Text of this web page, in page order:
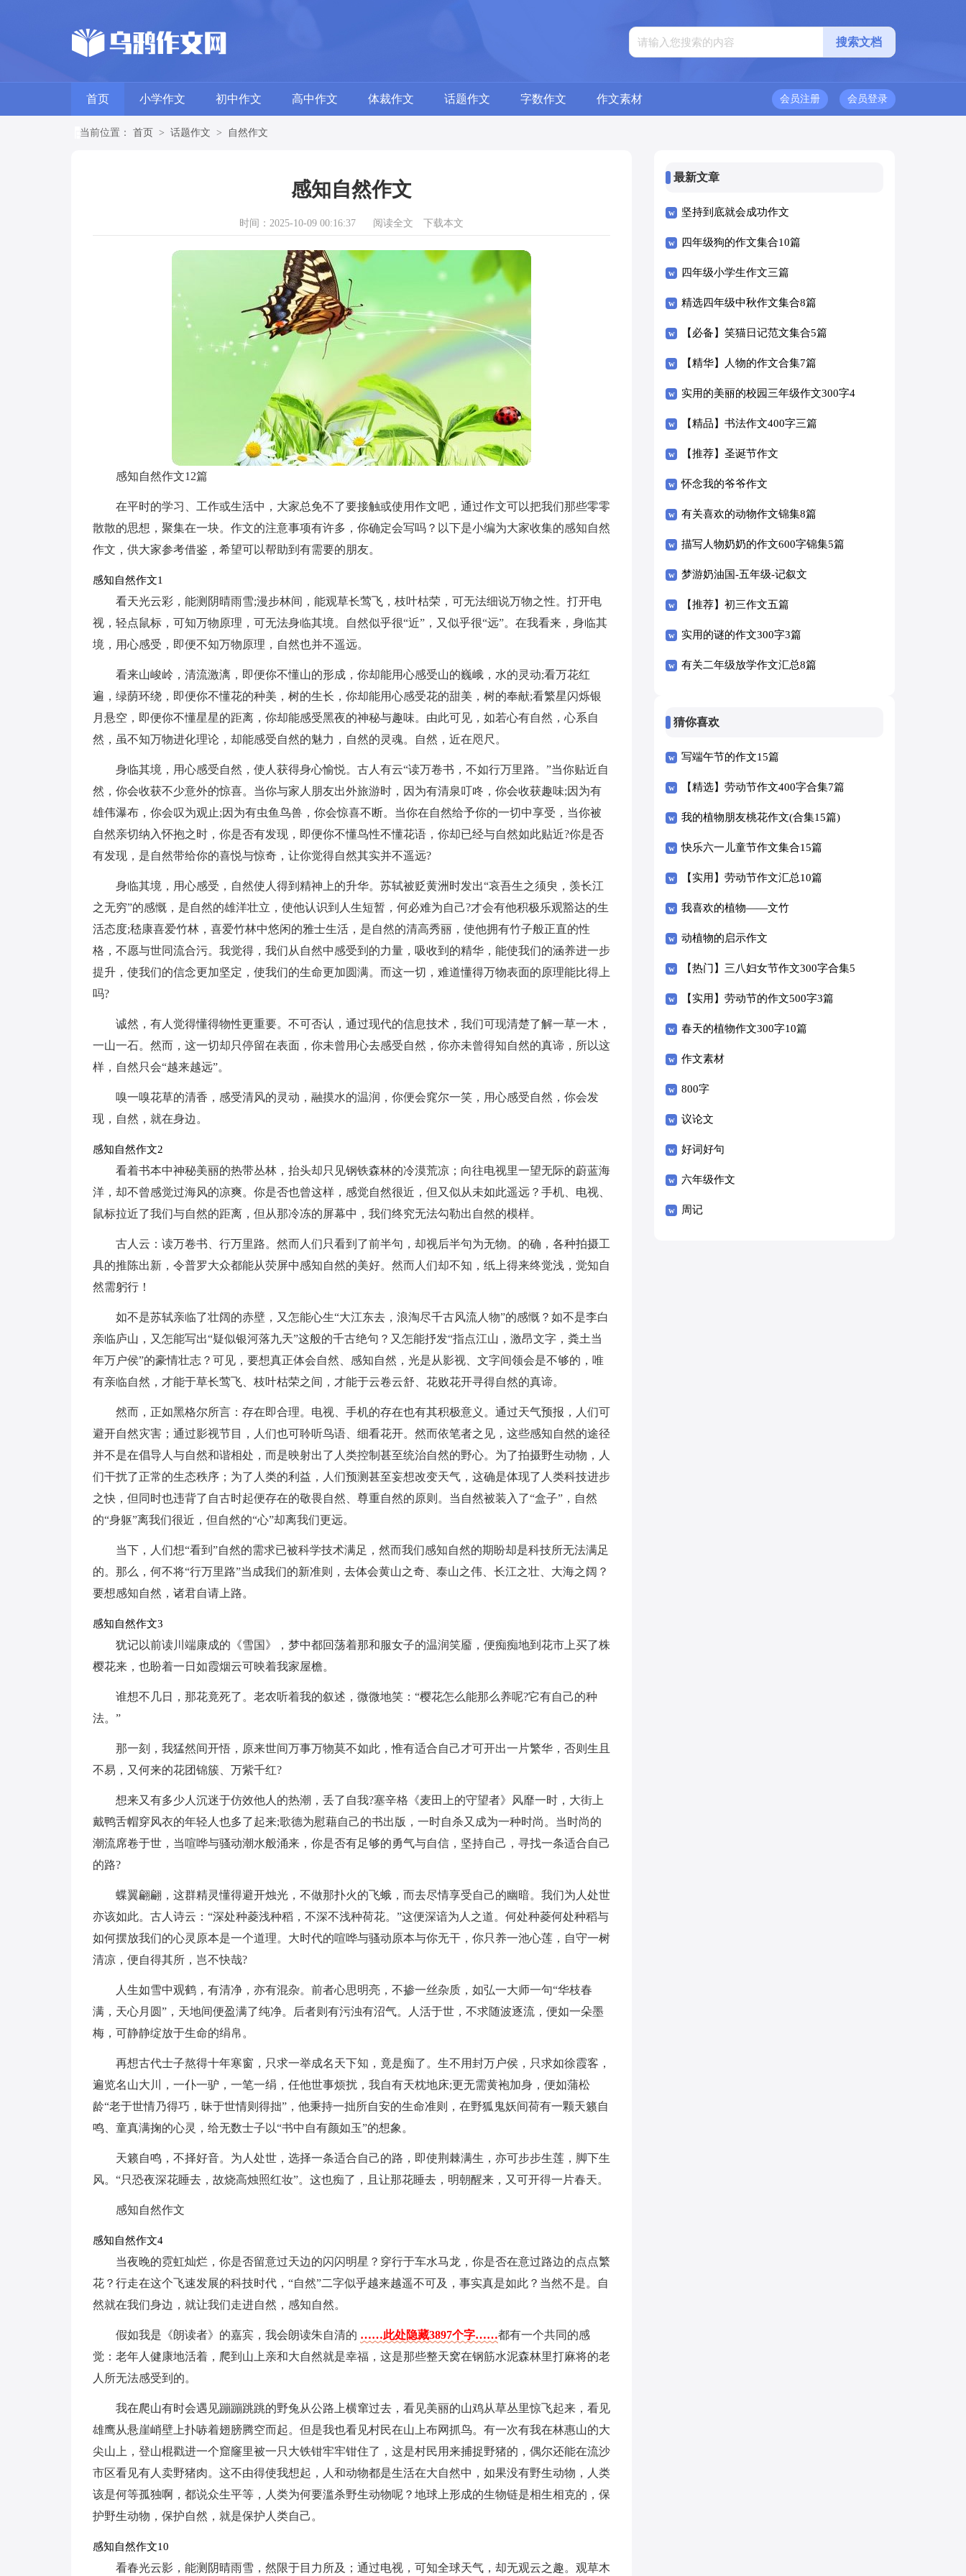
首页 小学作文 初中作文 高中作文 体裁作文 话题作文 字数作文 作文素材 会员登录
会员注册
当前位置： 首页 > 话题作文 > 自然作文
感知自然作文
时间：2025-10-09 00:16:37 阅读全文 下载本文
感知自然作文12篇
在平时的学习、工作或生活中，大家总免不了要接触或使用作文吧，通过作文可以把我们那些零零
散散的思想，聚集在一块。作文的注意事项有许多，你确定会写吗？以下是小编为大家收集的感知自然
作文，供大家参考借鉴，希望可以帮助到有需要的朋友。
感知自然作文1
看天光云彩，能测阴晴雨雪;漫步林间，能观草长莺飞，枝叶枯荣，可无法细说万物之性。打开电
视，轻点鼠标，可知万物原理，可无法身临其境。自然似乎很“近”，又似乎很“远”。在我看来，身临其
境，用心感受，即便不知万物原理，自然也并不遥远。
看来山峻岭，清流激漓，即便你不懂山的形成，你却能用心感受山的巍峨，水的灵动;看万花红
遍，绿荫环绕，即便你不懂花的种美，树的生长，你却能用心感受花的甜美，树的奉献;看繁星闪烁银
月悬空，即便你不懂星星的距离，你却能感受黑夜的神秘与趣味。由此可见，如若心有自然，心系自
然，虽不知万物进化理论，却能感受自然的魅力，自然的灵魂。自然，近在咫尺。
身临其境，用心感受自然，使人获得身心愉悦。古人有云“读万卷书，不如行万里路。”当你贴近自
然，你会收获不少意外的惊喜。当你与家人朋友出外旅游时，因为有清泉叮咚，你会收获趣味;因为有
雄伟瀑布，你会叹为观止;因为有虫鱼鸟兽，你会惊喜不断。当你在自然给予你的一切中享受，当你被
自然亲切纳入怀抱之时，你是否有发现，即便你不懂鸟性不懂花语，你却已经与自然如此贴近?你是否
有发现，是自然带给你的喜悦与惊奇，让你觉得自然其实并不遥远?
身临其境，用心感受，自然使人得到精神上的升华。苏轼被贬黄洲时发出“哀吾生之须臾，羡长江
之无穷”的感慨，是自然的雄洋壮立，使他认识到人生短暂，何必难为自己?才会有他积极乐观豁达的生
活态度;嵇康喜爱竹林，喜爱竹林中悠闲的雅士生活，是自然的清高秀丽，使他拥有竹子般正直的性
格，不愿与世同流合污。我觉得，我们从自然中感受到的力量，吸收到的精华，能使我们的涵养进一步
提升，使我们的信念更加坚定，使我们的生命更加圆满。而这一切，难道懂得万物表面的原理能比得上
吗?
诚然，有人觉得懂得物性更重要。不可否认，通过现代的信息技术，我们可现清楚了解一草一木，
一山一石。然而，这一切却只停留在表面，你未曾用心去感受自然，你亦未曾得知自然的真谛，所以这
样，自然只会“越来越远”。
嗅一嗅花草的清香，感受清风的灵动，融摸水的温润，你便会窕尔一笑，用心感受自然，你会发
现，自然，就在身边。
感知自然作文2
看着书本中神秘美丽的热带丛林，抬头却只见钢铁森林的冷漠荒凉；向往电视里一望无际的蔚蓝海
洋，却不曾感觉过海风的凉爽。你是否也曾这样，感觉自然很近，但又似从未如此遥远？手机、电视、
鼠标拉近了我们与自然的距离，但从那冷冻的屏幕中，我们终究无法勾勒出自然的模样。
古人云：读万卷书、行万里路。然而人们只看到了前半句，却视后半句为无物。的确，各种拍摄工
具的推陈出新，令普罗大众都能从荧屏中感知自然的美好。然而人们却不知，纸上得来终觉浅，觉知自
然需躬行！
如不是苏轼亲临了壮阔的赤壁，又怎能心生“大江东去，浪淘尽千古风流人物”的感慨？如不是李白
亲临庐山，又怎能写出“疑似银河落九天”这般的千古绝句？又怎能抒发“指点江山，激昂文字，粪土当
年万户侯”的豪情壮志？可见，要想真正体会自然、感知自然，光是从影视、文字间领会是不够的，唯
有亲临自然，才能于草长莺飞、枝叶枯荣之间，才能于云卷云舒、花败花开寻得自然的真谛。
然而，正如黑格尔所言：存在即合理。电视、手机的存在也有其积极意义。通过天气预报，人们可
避开自然灾害；通过影视节目，人们也可聆听鸟语、细看花开。然而依笔者之见，这些感知自然的途径
并不是在倡导人与自然和谐相处，而是映射出了人类控制甚至统治自然的野心。为了拍摄野生动物，人
们干扰了正常的生态秩序；为了人类的利益，人们预测甚至妄想改变天气，这确是体现了人类科技进步
之快，但同时也违背了自古时起便存在的敬畏自然、尊重自然的原则。当自然被装入了“盒子”，自然
的“身躯”离我们很近，但自然的“心”却离我们更远。
当下，人们想“看到”自然的需求已被科学技术满足，然而我们感知自然的期盼却是科技所无法满足
的。那么，何不将“行万里路”当成我们的新准则，去体会黄山之奇、泰山之伟、长江之壮、大海之阔？
要想感知自然，诸君自请上路。
感知自然作文3
犹记以前读川端康成的《雪国》，梦中都回荡着那和服女子的温润笑靥，便痴痴地到花市上买了株
樱花来，也盼着一日如霞烟云可映着我家屋檐。
谁想不几日，那花竟死了。老农听着我的叙述，微微地笑：“樱花怎么能那么养呢?它有自己的种
法。”
那一刻，我猛然间开悟，原来世间万事万物莫不如此，惟有适合自己才可开出一片繁华，否则生且
不易，又何来的花团锦簇、万紫千红?
想来又有多少人沉迷于仿效他人的热潮，丢了自我?塞辛格《麦田上的守望者》风靡一时，大街上
戴鸭舌帽穿风衣的年轻人也多了起来;歌德为慰藉自己的书出版，一时自杀又成为一种时尚。当时尚的
潮流席卷于世，当喧哗与骚动潮水般涌来，你是否有足够的勇气与自信，坚持自己，寻找一条适合自己
的路?
蝶翼翩翩，这群精灵懂得避开烛光，不做那扑火的飞蛾，而去尽情享受自己的幽暗。我们为人处世
亦该如此。古人诗云：“深处种菱浅种稻，不深不浅种荷花。”这便深谙为人之道。何处种菱何处种稻与
如何摆放我们的心灵原本是一个道理。大时代的喧哗与骚动原本与你无干，你只养一池心莲，自守一树
清凉，便自得其所，岂不快哉?
人生如雪中观鹤，有清净，亦有混杂。前者心思明亮，不掺一丝杂质，如弘一大师一句“华枝春
满，天心月圆”，天地间便盈满了纯净。后者则有污浊有沼气。人活于世，不求随波逐流，便如一朵墨
梅，可静静绽放于生命的绢帛。
再想古代士子熬得十年寒窗，只求一举成名天下知，竟是痴了。生不用封万户侯，只求如徐霞客，
遍览名山大川，一仆一驴，一笔一绢，任他世事烦扰，我自有天枕地床;更无需黄袍加身，便如蒲松
龄“老于世情乃得巧，昧于世情则得拙”，他秉持一拙所自安的生命准则，在野狐鬼妖间荷有一颗天籁自
鸣、童真满掬的心灵，给无数士子以“书中自有颜如玉”的想象。
天籁自鸣，不择好音。为人处世，选择一条适合自己的路，即使荆棘满生，亦可步步生莲，脚下生
风。“只恐夜深花睡去，故烧高烛照红妆”。这也痴了，且让那花睡去，明朝醒来，又可开得一片春天。
感知自然作文
感知自然作文4
当夜晚的霓虹灿烂，你是否留意过天边的闪闪明星？穿行于车水马龙，你是否在意过路边的点点繁
花？行走在这个飞速发展的科技时代，“自然”二字似乎越来越遥不可及，事实真是如此？当然不是。自
然就在我们身边，就让我们走进自然，感知自然。
假如我是《朗读者》的嘉宾，我会朗读朱自清的 ……此处隐藏3897个字……都有一个共同的感
觉：老年人健康地活着，爬到山上亲和大自然就是幸福，这是那些整天窝在钢筋水泥森林里打麻将的老
人所无法感受到的。
我在爬山有时会遇见蹦蹦跳跳的野兔从公路上横窜过去，看见美丽的山鸡从草丛里惊飞起来，看见
雄鹰从悬崖峭壁上扑哧着翅膀腾空而起。但是我也看见村民在山上布网抓鸟。有一次有我在林惠山的大
尖山上，登山棍戳进一个窟窿里被一只大铁钳牢牢钳住了，这是村民用来捕捉野猪的，偶尔还能在流沙
市区看见有人卖野猪肉。这不由得使我想起，人和动物都是生活在大自然中，如果没有野生动物，人类
该是何等孤独啊，都说众生平等，人类为何要滥杀野生动物呢？地球上形成的生物链是相生相克的，保
护野生动物，保护自然，就是保护人类自己。
感知自然作文10
看春光云影，能测阴晴雨雪，然限于目力所及；通过电视，可知全球天气，却无观云之趣。观草木
最新文章
坚持到底就会成功作文
四年级狗的作文集合10篇
四年级小学生作文三篇
精选四年级中秋作文集合8篇
【必备】笑猫日记范文集合5篇
【精华】人物的作文合集7篇
实用的美丽的校园三年级作文300字4
篇
【精品】书法作文400字三篇
【推荐】圣诞节作文
怀念我的爷爷作文
有关喜欢的动物作文锦集8篇
描写人物奶奶的作文600字锦集5篇
梦游奶油国-五年级-记叙文
【推荐】初三作文五篇
实用的谜的作文300字3篇
有关二年级放学作文汇总8篇
猜你喜欢
写端午节的作文15篇
【精选】劳动节作文400字合集7篇
我的植物朋友桃花作文(合集15篇)
快乐六一儿童节作文集合15篇
【实用】劳动节作文汇总10篇
我喜欢的植物——文竹
动植物的启示作文
【热门】三八妇女节作文300字合集5
篇
【实用】劳动节的作文500字3篇
春天的植物作文300字10篇
作文素材
800字
议论文
好词好句
六年级作文
周记